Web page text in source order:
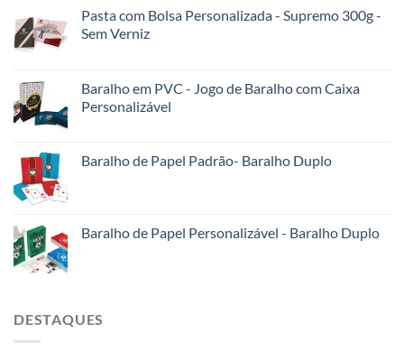
Pasta com Bolsa Personalizada - Supremo 300g -
Sem Verniz
Baralho em PVC - Jogo de Baralho com Caixa
Personalizável
Baralho de Papel Padrão- Baralho Duplo
Baralho de Papel Personalizável - Baralho Duplo
DESTAQUES